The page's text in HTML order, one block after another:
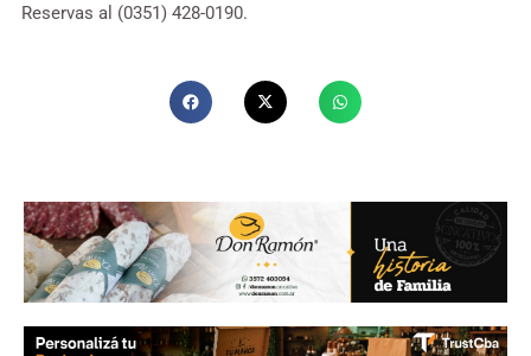
Reservas al (0351) 428-0190.